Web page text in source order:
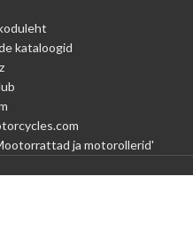
kataloogid
ja motorollerid'